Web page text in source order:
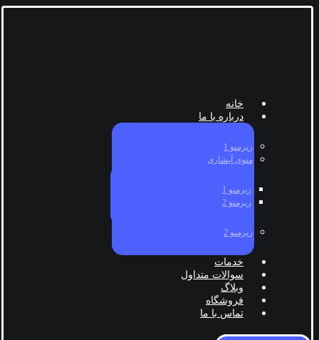
خانه
درباره با ما
زیرمنو 1
منوی آبشاری
زیرمنو 1
زیرمنو 2
زیرمنو 2
خدمات
سوالات متداول
وبلاگ
فروشگاه
تماس با ما